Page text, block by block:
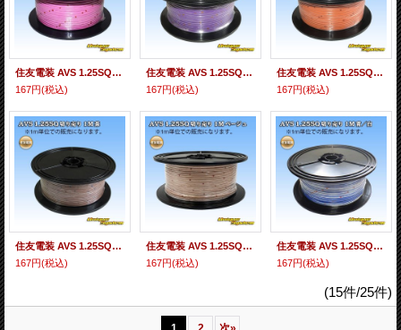
住友電装 AVS 1.25SQ 切り売り 1M 桃
167円(税込)
住友電装 AVS 1.25SQ 切り売り 1M 紫
167円(税込)
住友電装 AVS 1.25SQ 切り売り 1M 橙
167円(税込)
住友電装 AVS 1.25SQ 切り売り 1M 茶
167円(税込)
住友電装 AVS 1.25SQ 切り売り 1M ベージュ
167円(税込)
住友電装 AVS 1.25SQ 切り売り 1M 青/白 ストライプ
167円(税込)
(15件/25件)